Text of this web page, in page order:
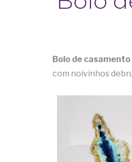
Bolo de casamento
com noivinhos